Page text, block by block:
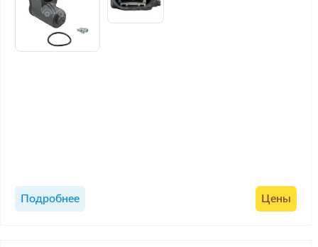
Подробнее Цены